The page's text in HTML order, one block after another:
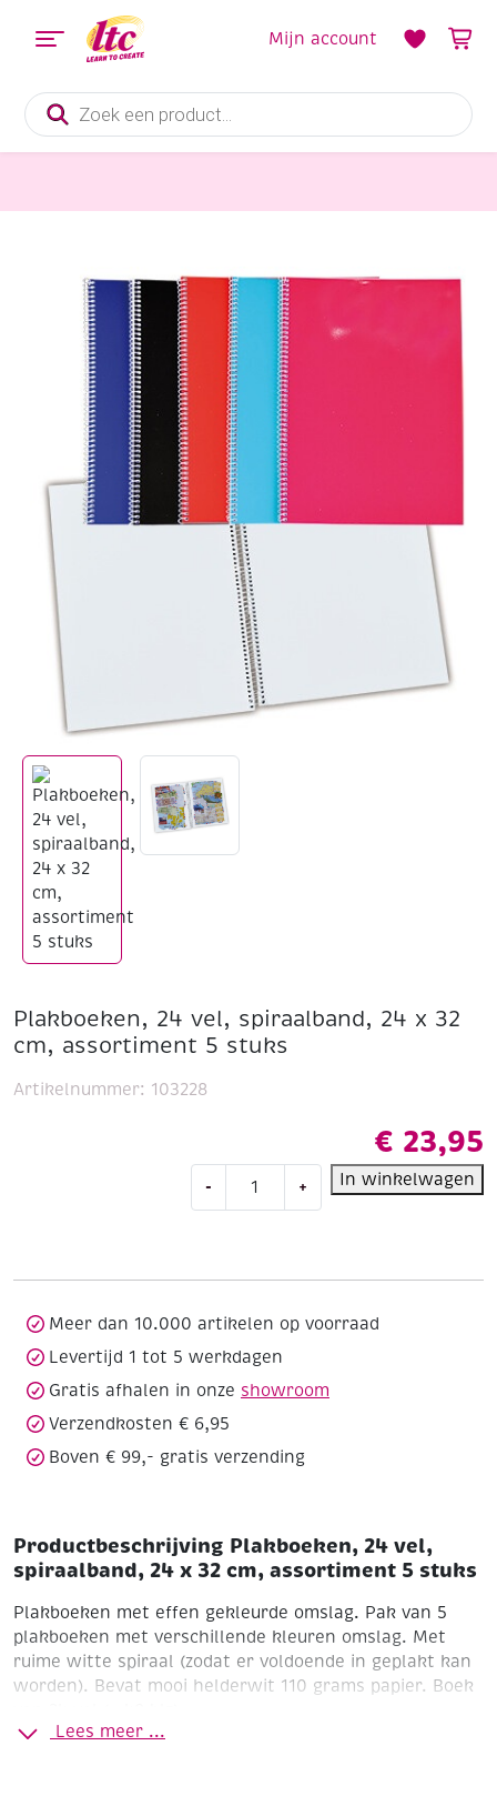
Producten
zoeken
Mijn account
Plakboeken, 24 vel, spiraalband, 24 x 32
cm, assortiment 5 stuks
€ 23,95
-
32
assortiment
5
stuks
+ In winkelwagen
Artikelnummer: 103228
Meer dan 10.000 artikelen op voorraad
Levertijd 1 tot 5 werkdagen
Gratis afhalen in onze showroom
Verzendkosten € 6,95
Boven € 99,- gratis verzending
Productbeschrijving Plakboeken, 24 vel,
spiraalband, 24 x 32 cm, assortiment 5 stuks
Plakboeken met effen gekleurde omslag. Pak van 5
plakboeken met verschillende kleuren omslag. Met
ruime witte spiraal (zodat er voldoende in geplakt kan
worden). Bevat mooi helderwit 110 grams papier. Boek
Lees meer ...